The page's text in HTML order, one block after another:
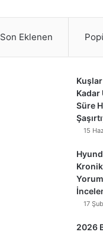
Son Eklenen
Kadar
Süre
15
17
2026